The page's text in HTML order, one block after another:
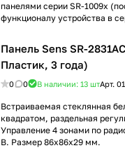
панелями серии SR-1009x
функционалу устройства в
Панель Sens SR-
Пластик, 3 года)
0 0 В наличии: 13 штАрт.
Встраиваемая стеклянная
квадратом, раздельная
Управление 4 зонами по
В. Размер 86x86x29 мм.